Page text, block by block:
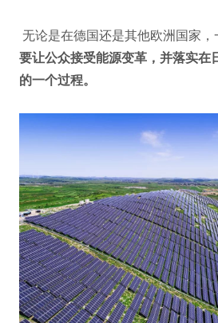
无论是在德国还是其他欧洲国家，
要让公众接受能源变革，并落实在
的一个过程。